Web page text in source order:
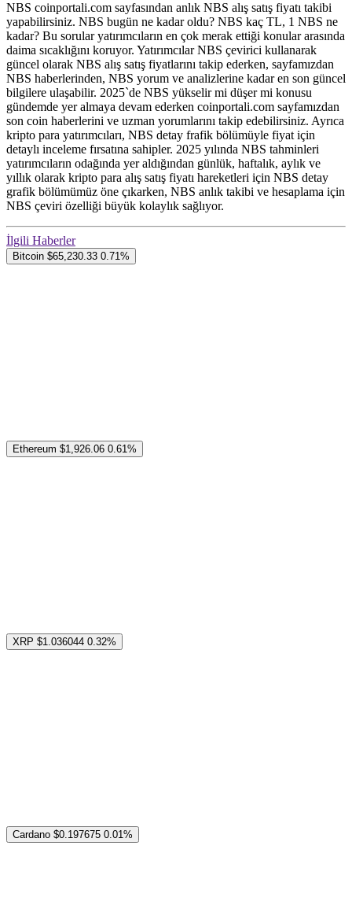
NBS coinportali.com sayfasından anlık NBS alış satış fiyatı takibi
yapabilirsiniz. NBS bugün ne kadar oldu? NBS kaç TL, 1 NBS ne
kadar? Bu sorular yatırımcıların en çok merak ettiği konular arasında
daima sıcaklığını koruyor. Yatırımcılar NBS çevirici kullanarak
güncel olarak NBS alış satış fiyatlarını takip ederken, sayfamızdan
NBS haberlerinden, NBS yorum ve analizlerine kadar en son güncel
bilgilere ulaşabilir. 2025`de NBS yükselir mi düşer mi konusu
gündemde yer almaya devam ederken coinportali.com sayfamızdan
son coin haberlerini ve uzman yorumlarını takip edebilirsiniz. Ayrıca
kripto para yatırımcıları, NBS detay frafik bölümüyle fiyat için
detaylı inceleme fırsatına sahipler. 2025 yılında NBS tahminleri
yatırımcıların odağında yer aldığından günlük, haftalık, aylık ve
yıllık olarak kripto para alış satış fiyatı hareketleri için NBS detay
grafik bölümümüz öne çıkarken, NBS anlık takibi ve hesaplama için
NBS çeviri özelliği büyük kolaylık sağlıyor.
İlgili Haberler
Bitcoin $65,230.33 0.71%
Ethereum $1,926.06 0.61%
XRP $1.036044 0.32%
Cardano $0.197675 0.01%